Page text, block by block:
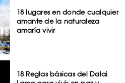
18 lugares en donde cualquier
amante de la naturaleza
amaría vivir
18 Reglas básicas del Dalai